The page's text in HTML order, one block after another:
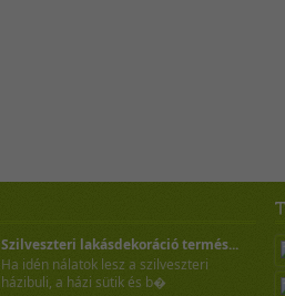
Szilveszteri lakásdekoráció termés...
Ha idén nálatok lesz a szilveszteri
házibuli, a házi sütik és b�